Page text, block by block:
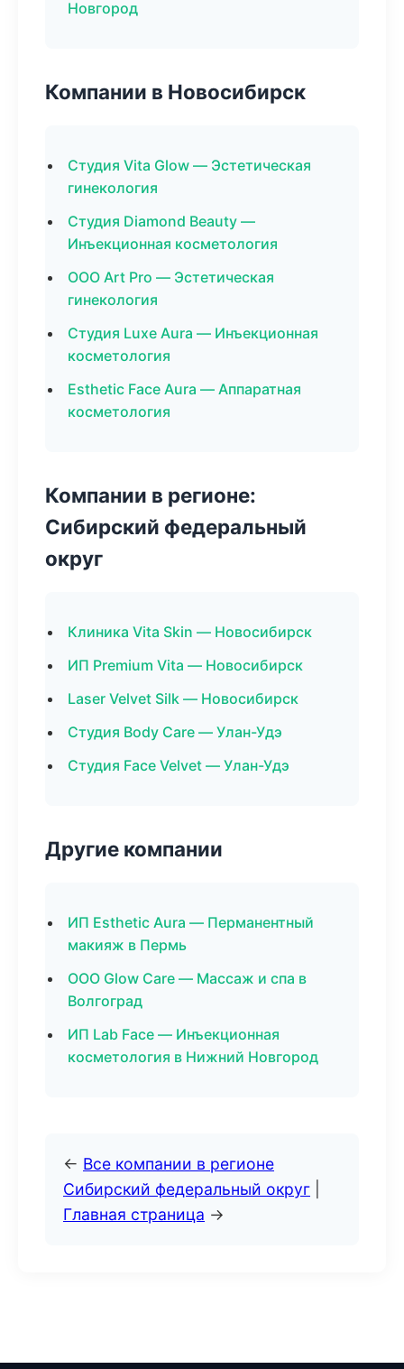
Новгород
Компании в Новосибирск
Студия Vita Glow — Эстетическая
гинекология
Студия Diamond Beauty —
Инъекционная косметология
ООО Art Pro — Эстетическая
гинекология
Студия Luxe Aura — Инъекционная
косметология
Esthetic Face Aura — Аппаратная
косметология
Компании в регионе:
Сибирский федеральный
округ
Клиника Vita Skin — Новосибирск
ИП Premium Vita — Новосибирск
Laser Velvet Silk — Новосибирск
Студия Body Care — Улан-Удэ
Студия Face Velvet — Улан-Удэ
Другие компании
ИП Esthetic Aura — Перманентный
макияж в Пермь
ООО Glow Care — Массаж и спа в
Волгоград
ИП Lab Face — Инъекционная
косметология в Нижний Новгород
← Все компании в регионе
Сибирский федеральный округ
Главная страница →